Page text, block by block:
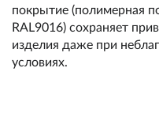
покрытие (полимерная
RAL9016) сохраняет
изделия даже при
условиях.